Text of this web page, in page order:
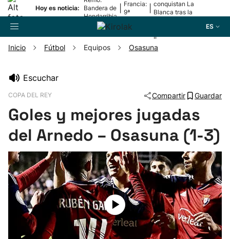
Hoy es noticia:
Bandera de
Hondarribia
Francia:
9ª
conquistan La
Blanca tras la
II
ES
Pelota
Remo
Baloncesto
Ciclismo
Inicio Fútbol Equipos Osasuna
Escuchar
COPA DEL REY Compartir Guardar
Goles y mejores jugadas
del Arnedo – Osasuna (1-3)